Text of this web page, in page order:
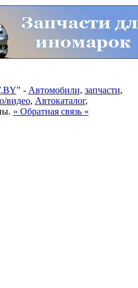
" - Автомобили, запчасти,
видео, Автокаталог,
» Обратная связь «